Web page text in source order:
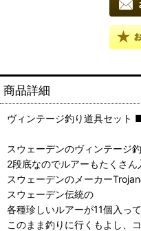
商品詳細
ヴィンテージ釣り道具セット
スウェーデンのヴィンテージ
2段底なのでルアーもたくさん
スウェーデンのメーカー
スウェーデン伝統の
各種珍しいルアーが11個入って
このまま釣りに行くもよし、